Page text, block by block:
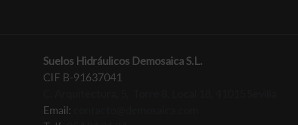
Suelos Hidráulicos Demosaica S.L.
CIF B-91637041
Email: